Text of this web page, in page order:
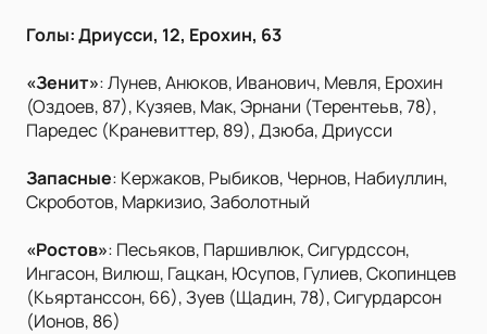
Голы: Дриусси, 12, Ерохин, 63
«Зенит»: Лунев, Анюков, Иванович, Мевля, Ерохин
(Оздоев, 87), Кузяев, Мак, Эрнани (Терентеьв, 78),
Паредес (Краневиттер, 89), Дзюба, Дриусси
Запасные: Кержаков, Рыбиков, Чернов, Набиуллин,
Скроботов, Маркизио, Заболотный
«Ростов»: Песьяков, Паршивлюк, Сигурдссон,
Ингасон, Вилюш, Гацкан, Юсупов, Гулиев, Скопинцев
(Кьяртанссон, 66), Зуев (Щадин, 78), Сигурдарсон
(Ионов, 86)